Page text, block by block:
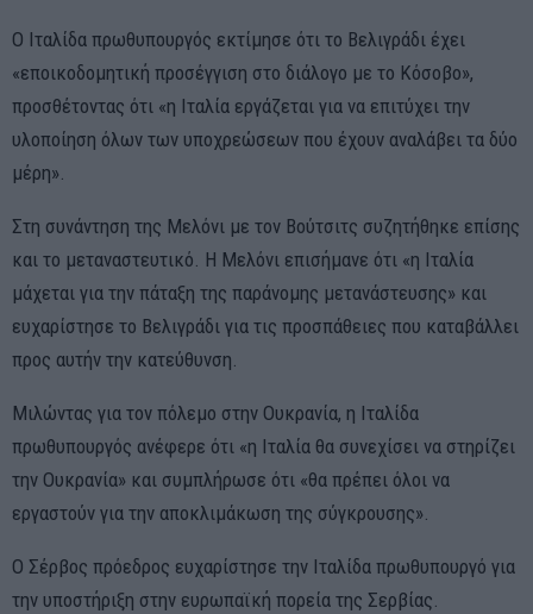
Ο Ιταλίδα πρωθυπουργός εκτίμησε ότι το Βελιγράδι έχει
«εποικοδομητική προσέγγιση στο διάλογο με το Κόσοβο»,
προσθέτοντας ότι «η Ιταλία εργάζεται για να επιτύχει την
υλοποίηση όλων των υποχρεώσεων που έχουν αναλάβει τα δύο
μέρη».
Στη συνάντηση της Μελόνι με τον Βούτσιτς συζητήθηκε επίσης
και το μεταναστευτικό. Η Μελόνι επισήμανε ότι «η Ιταλία
μάχεται για την πάταξη της παράνομης μετανάστευσης» και
ευχαρίστησε το Βελιγράδι για τις προσπάθειες που καταβάλλει
προς αυτήν την κατεύθυνση.
Μιλώντας για τον πόλεμο στην Ουκρανία, η Ιταλίδα
πρωθυπουργός ανέφερε ότι «η Ιταλία θα συνεχίσει να στηρίζει
την Ουκρανία» και συμπλήρωσε ότι «θα πρέπει όλοι να
εργαστούν για την αποκλιμάκωση της σύγκρουσης».
Ο Σέρβος πρόεδρος ευχαρίστησε την Ιταλίδα πρωθυπουργό για
την υποστήριξη στην ευρωπαϊκή πορεία της Σερβίας.